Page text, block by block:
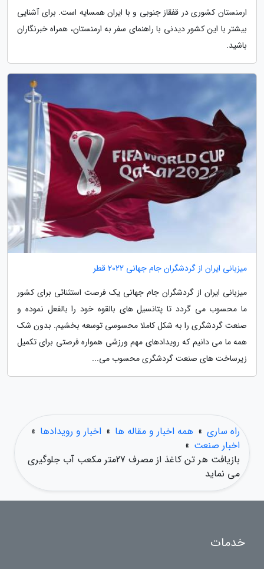
ارمنستان کشوری در قفقاز جنوبی و با ایران همسایه است. برای آشنایی
بیشتر با این کشور دیدنی با راهنمای سفر به ارمنستان، همراه خبرنگاران
باشید.
میزبانی ایران از گردشگران جام جهانی 2022 قطر
میزبانی ایران از گردشگران جام جهانی یک فرصت استثنائی برای کشور
ما محسوب می گردد تا پتانسیل های بالقوه خود را بالفعل نموده و
صنعت گردشگری را به شکل کاملا محسوسی توسعه بخشیم. بدون شک
همه ما می دانیم که رویدادهای مهم ورزشی همواره فرصتی برای تکمیل
زیرساخت های صنعت گردشگری محسوب می...
راه ساری » همه اخبار و مقاله ها » اخبار و رویدادها »
اخبار صنعت »
بازیافت هر تن کاغذ از مصرف 27متر مکعب آب جلوگیری
می نماید
خدمات